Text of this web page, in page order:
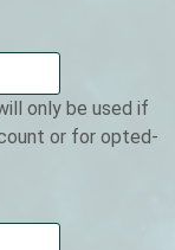
only be used if
or for opted-